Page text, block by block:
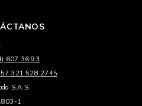
607 36 93
321 528 2745
S.A.S.
1